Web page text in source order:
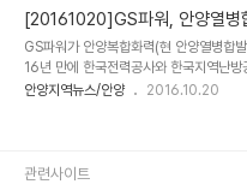
6월 개소 예정인 의왕시 글로벌도서관 내
비용 및 재료비 등 2600만원을 지원할
는 향후 사업성과에 따라 추가 운영될 카
을 위해 가 협력을 지속할 계획이다. 더
문화여성 등 취약 계층의 통합 일터로 의
[20161020]GS파워, 안양열병
GS파워가 안양복합화력(현 안양열병합
16년 만에 한국전력공사와 한국지역난방
안양열병합 전체에 대한 완벽한 소유권을
위해 활용할 예정이라 덧붙였다. 한난이
안양지역뉴스/안양 2016.10.20
관련사이트